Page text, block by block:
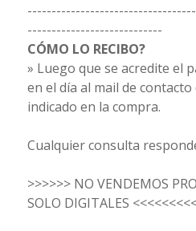
----------------------------
CÓMO LO RECIBO?
» Luego que se acredite el
en el día al mail de
indicado en la compra.
Cualquier consulta
>>>>>> NO VENDEMOS
SOLO DIGITALES